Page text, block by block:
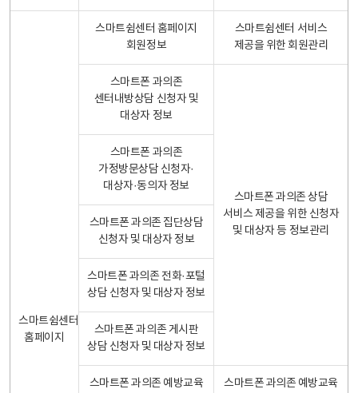
스마트쉼센터
홈페이지
스마트쉼센터 홈페이지
회원정보
스마트쉼센터 서비스
제공을 위한 회원관리
스마트폰 과의존
센터내방상담 신청자 및
대상자 정보
스마트폰 과의존 상담
서비스 제공을 위한 신청자
및 대상자 등 정보관리
스마트폰 과의존
가정방문상담 신청자·
대상자·동의자 정보
스마트폰 과의존 집단상담
신청자 및 대상자 정보
스마트폰 과의존 전화·포털
상담 신청자 및 대상자 정보
스마트폰 과의존 게시판
상담 신청자 및 대상자 정보
스마트폰 과의존 예방교육
스마트폰 과의존 예방교육